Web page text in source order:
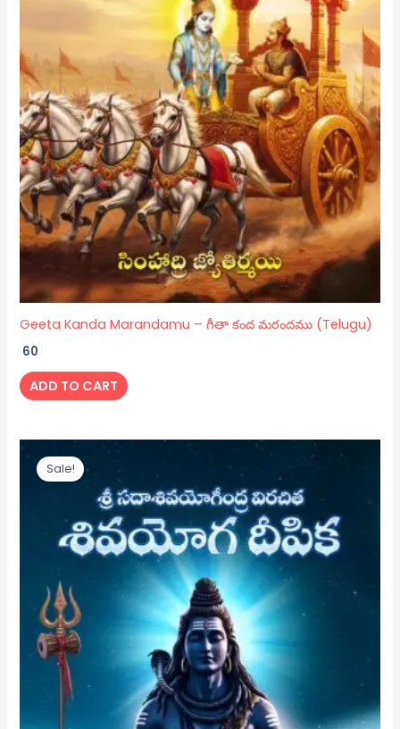
Geeta Kanda Marandamu – గీతా కంద మరందము (Telugu)
60
ADD TO CART
Sale!
price
was:
price
is: